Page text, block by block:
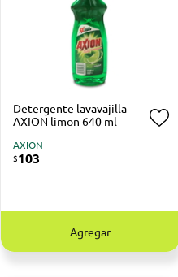
Detergente lavavajilla
AXION limon 640 ml
AXION
$103
Agregar